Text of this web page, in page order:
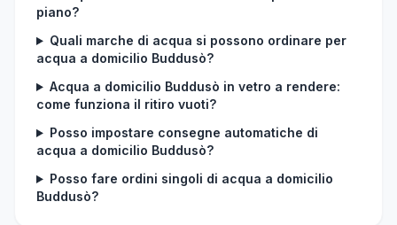
piano?
Quali marche di acqua si possono ordinare per
acqua a domicilio Buddusò?
Acqua a domicilio Buddusò in vetro a rendere:
come funziona il ritiro vuoti?
Posso impostare consegne automatiche di
acqua a domicilio Buddusò?
Posso fare ordini singoli di acqua a domicilio
Buddusò?